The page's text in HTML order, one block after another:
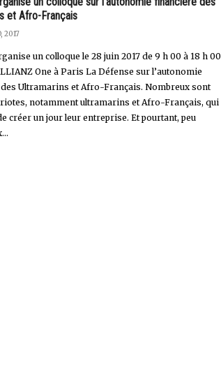
et Afro-Français
2017
un colloque le 28 juin 2017 de 9 h 00 à 18 h 00
One à Paris La Défense sur l’autonomie
Ultramarins et Afro-Français. Nombreux sont
notamment ultramarins et Afro-Français, qui
créer un jour leur entreprise. Et pourtant, peu